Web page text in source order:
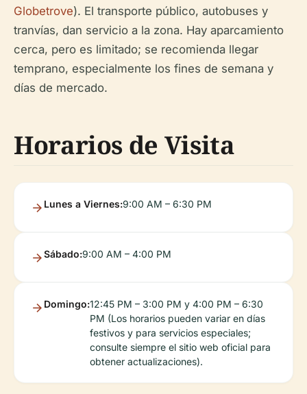
Globetrove). El transporte público, autobuses y
tranvías, dan servicio a la zona. Hay aparcamiento
cerca, pero es limitado; se recomienda llegar
temprano, especialmente los fines de semana y
días de mercado.
Horarios de Visita
Lunes a Viernes:9:00 AM – 6:30 PM
Sábado:9:00 AM – 4:00 PM
Domingo:12:45 PM – 3:00 PM y 4:00 PM – 6:30
PM (Los horarios pueden variar en días
festivos y para servicios especiales;
consulte siempre el sitio web oficial para
obtener actualizaciones).